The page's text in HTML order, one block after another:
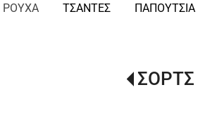
ΡΟΥΧΑ ΤΣΑΝΤΕΣ ΠΑΠΟΥΤΣΙΑ
ΣΟΡΤΣ